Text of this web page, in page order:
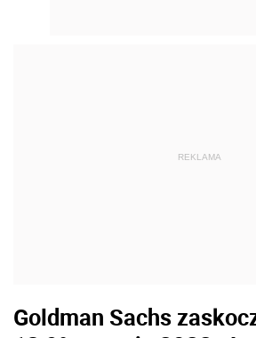
REKLAMA
Goldman Sachs